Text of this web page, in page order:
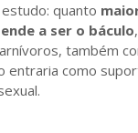
quanto
a ser o báculo
também
entraria como